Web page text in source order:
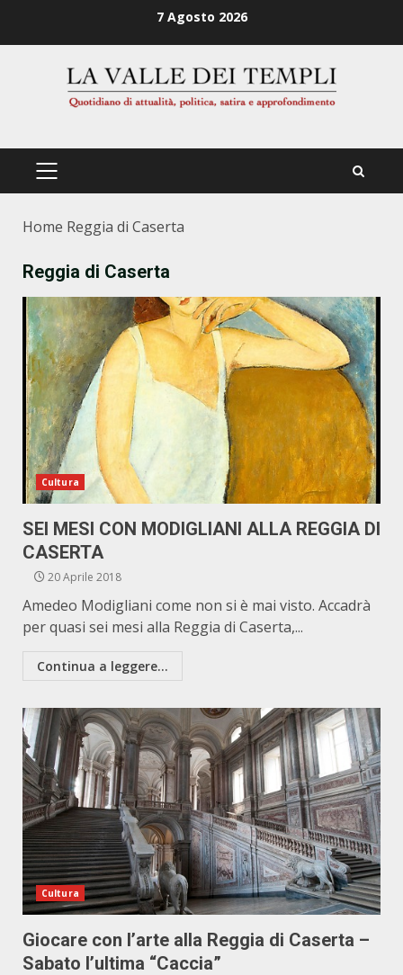
7 Agosto 2026
PRIMÄRES
Home Reggia di Caserta
Reggia di Caserta
Cultura
SEI MESI CON MODIGLIANI ALLA REGGIA DI
CASERTA
20 Aprile 2018
Amedeo Modigliani come non si è mai visto. Accadrà
per quasi sei mesi alla Reggia di Caserta,...
Continua a leggere...
Cultura
Giocare con l’arte alla Reggia di Caserta –
Sabato l’ultima “Caccia”